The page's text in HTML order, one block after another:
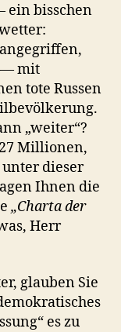
ein bisschen
— mit
tote Russen
„weiter“?
Millionen,
dieser
Ihnen die
„Charta der
Herr
glauben Sie
es zu